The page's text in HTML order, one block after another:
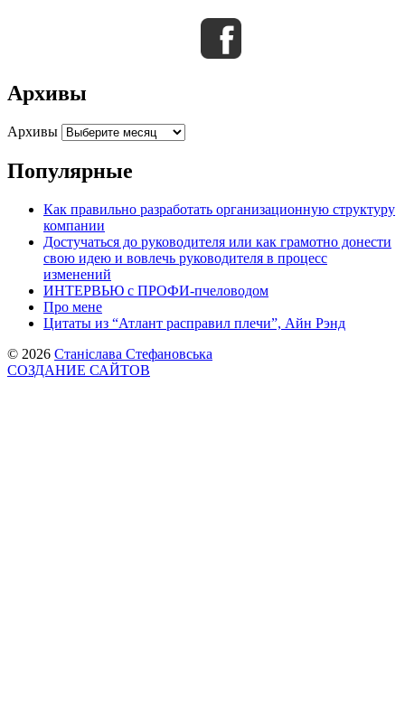
Архивы
Архивы
Популярные
Как правильно разработать организационную структуру
компании
Достучаться до руководителя или как грамотно донести
свою идею и вовлечь руководителя в процесс
изменений
ИНТЕРВЬЮ с ПРОФИ-пчеловодом
Про мене
Цитаты из “Атлант расправил плечи”, Айн Рэнд
© 2026 Станіслава Стефановська
СОЗДАНИЕ САЙТОВ